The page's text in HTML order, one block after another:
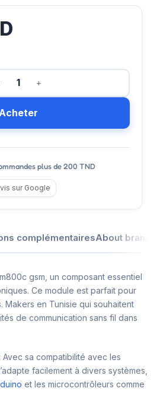
plus de 200 TND
sur Google
complémentairesAbout brand
gsm, un composant essentiel
Ce module est parfait pour
Makers en Tunisie qui souhaitent
de communication sans fil dans
: Avec sa compatibilité avec les
facilement à divers systèmes,
et les microcontrôleurs comme